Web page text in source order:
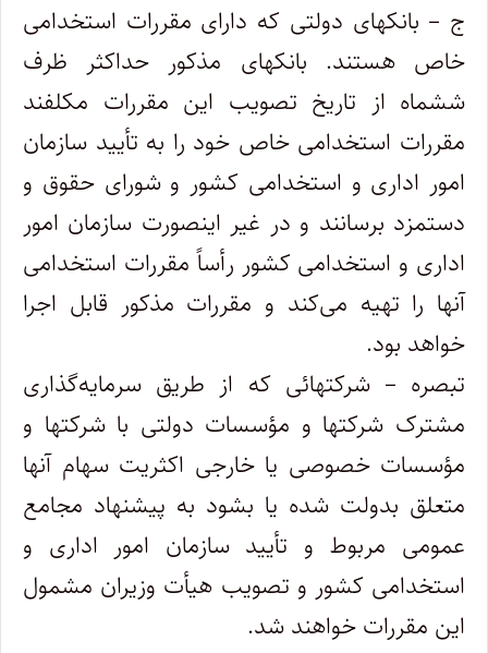
ج – بانکهای دولتی که دارای مقررات استخدامی
خاص هستند. بانکهای مذکور حداکثر ظرف
ششماه از تاریخ تصویب این مقررات مکلفند
‌مقررات استخدامی خاص خود را به تأیید سازمان
امور اداری و استخدامی کشور و شورای حقوق و
دستمزد برسانند و در غیر اینصورت سازمان امور‌
اداری و استخدامی کشور رأساً مقررات استخدامی
آنها را تهیه می‌کند و مقررات مذکور قابل اجرا
خواهد بود.
‌تبصره – شرکتهائی که از طریق سرمایه‌گذاری
مشترک شرکتها و مؤسسات دولتی با شرکتها و
مؤسسات خصوصی یا خارجی اکثریت سهام آنها‌
متعلق بدولت شده یا بشود به پیشنهاد مجامع
عمومی مربوط و تأیید سازمان امور اداری و
استخدامی کشور و تصویب هیأت وزیران مشمول
این‌ مقررات خواهند شد. ‌